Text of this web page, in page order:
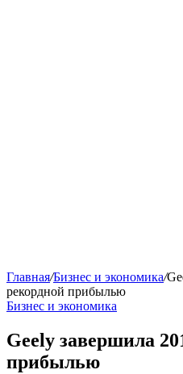
Главная/Бизнес и экономика/
рекордной прибылью
Бизнес и экономика
Geely завершила
прибылью